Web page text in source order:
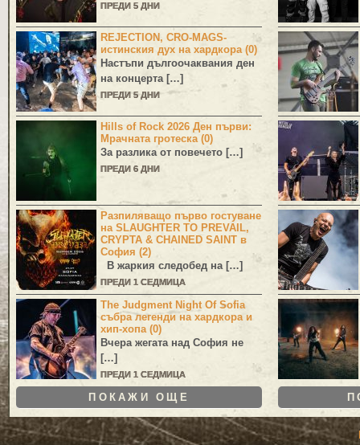
ПРЕДИ 5 ДНИ
REJECTION, CRO-MAGS-
истинския дух на хардкора (0)
Настъпи дългоочаквания ден
на концерта […]
ПРЕДИ 5 ДНИ
Hills of Rock 2026 Ден първи:
Мрачната гротеска (0)
За разлика от повечето […]
ПРЕДИ 6 ДНИ
Разпиляващо първо гостуване
на SLAUGHTER TO PREVAIL,
CRYPTA & CHAINED SAINT в
София (2)
В жаркия следобед на […]
ПРЕДИ 1 СЕДМИЦА
The Judgment Night Of Sofia
събра легенди на хардкора и
хип-хопа (0)
Вчера жегата над София не
[…]
ПРЕДИ 1 СЕДМИЦА
ПОКАЖИ ОЩЕ